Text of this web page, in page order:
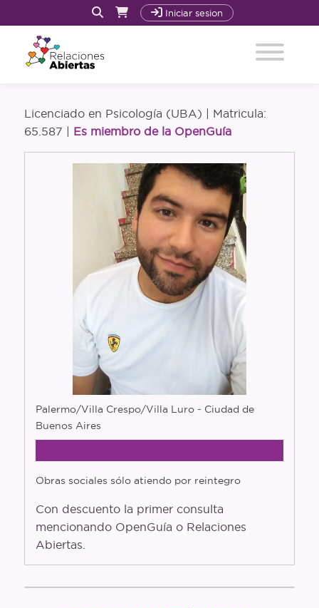
Iniciar sesion
Quiénes Somos y Cómo trabajamos
Acompañamiento
Nuestro Libro: La Revolución Sexoafectiva
Recursos
Glosario
Entrevistas
Polymapa
Openguia
Licenciado en Psicología (UBA) | Matricula:
65.587 | Es miembro de la OpenGuía
Palermo/Villa Crespo/Villa Luro - Ciudad de
Buenos Aires
Obras sociales sólo atiendo por reintegro
Con descuento la primer consulta
mencionando OpenGuía o Relaciones
Abiertas.